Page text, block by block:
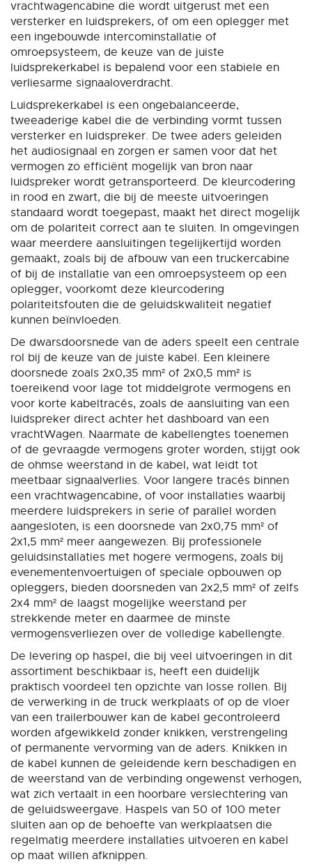
vrachtwagencabine die wordt uitgerust met een
versterker en luidsprekers, of om een oplegger met
een ingebouwde intercominstallatie of
omroepsysteem, de keuze van de juiste
luidsprekerkabel is bepalend voor een stabiele en
verliesarme signaaloverdracht.
Luidsprekerkabel is een ongebalanceerde,
tweeaderige kabel die de verbinding vormt tussen
versterker en luidspreker. De twee aders geleiden
het audiosignaal en zorgen er samen voor dat het
vermogen zo efficiënt mogelijk van bron naar
luidspreker wordt getransporteerd. De kleurcodering
in rood en zwart, die bij de meeste uitvoeringen
standaard wordt toegepast, maakt het direct mogelijk
om de polariteit correct aan te sluiten. In omgevingen
waar meerdere aansluitingen tegelijkertijd worden
gemaakt, zoals bij de afbouw van een truckercabine
of bij de installatie van een omroepsysteem op een
oplegger, voorkomt deze kleurcodering
polariteitsfouten die de geluidskwaliteit negatief
kunnen beïnvloeden.
De dwarsdoorsnede van de aders speelt een centrale
rol bij de keuze van de juiste kabel. Een kleinere
doorsnede zoals 2x0,35 mm² of 2x0,5 mm² is
toereikend voor lage tot middelgrote vermogens en
voor korte kabeltracés, zoals de aansluiting van een
luidspreker direct achter het dashboard van een
vrachtWagen. Naarmate de kabellengtes toenemen
of de gevraagde vermogens groter worden, stijgt ook
de ohmse weerstand in de kabel, wat leidt tot
meetbaar signaalverlies. Voor langere tracés binnen
een vrachtwagencabine, of voor installaties waarbij
meerdere luidsprekers in serie of parallel worden
aangesloten, is een doorsnede van 2x0,75 mm² of
2x1,5 mm² meer aangewezen. Bij professionele
geluidsinstallaties met hogere vermogens, zoals bij
evenementenvoertuigen of speciale opbouwen op
opleggers, bieden doorsneden van 2x2,5 mm² of zelfs
2x4 mm² de laagst mogelijke weerstand per
strekkende meter en daarmee de minste
vermogensverliezen over de volledige kabellengte.
De levering op haspel, die bij veel uitvoeringen in dit
assortiment beschikbaar is, heeft een duidelijk
praktisch voordeel ten opzichte van losse rollen. Bij
de verwerking in de truck werkplaats of op de vloer
van een trailerbouwer kan de kabel gecontroleerd
worden afgewikkeld zonder knikken, verstrengeling
of permanente vervorming van de aders. Knikken in
de kabel kunnen de geleidende kern beschadigen en
de weerstand van de verbinding ongewenst verhogen,
wat zich vertaalt in een hoorbare verslechtering van
de geluidsweergave. Haspels van 50 of 100 meter
sluiten aan op de behoefte van werkplaatsen die
regelmatig meerdere installaties uitvoeren en kabel
op maat willen afknippen.